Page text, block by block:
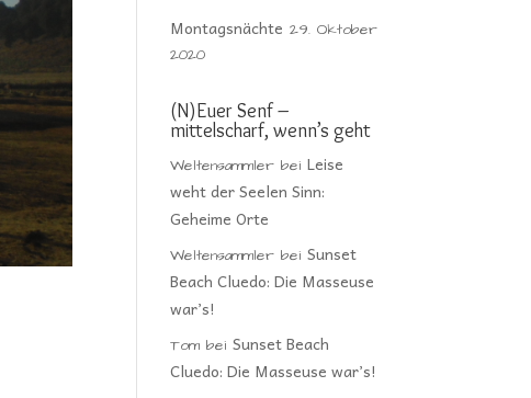
Montagsnächte 29. Oktober
2020
(N)Euer Senf –
mittelscharf, wenn’s geht
Weltensammler beiLeise
weht der Seelen Sinn:
Geheime Orte
Weltensammler beiSunset
Beach Cluedo: Die Masseuse
war’s!
Tom beiSunset Beach
Cluedo: Die Masseuse war’s!